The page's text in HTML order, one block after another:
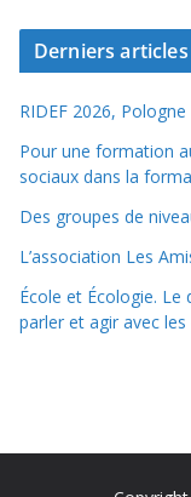
Derniers articles
RIDEF 2026, Pologne
Pour une formation
sociaux dans la
Des groupes de
L’association Les
École et Écologie.
parler et agir avec les